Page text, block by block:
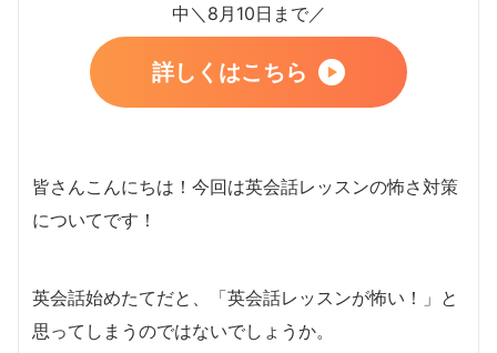
中＼8月10日まで／
詳しくはこちら
皆さんこんにちは！今回は英会話レッスンの怖さ対策
についてです！
英会話始めたてだと、「英会話レッスンが怖い！」と
思ってしまうのではないでしょうか。